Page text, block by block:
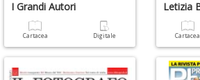
I Grandi Autori
Cartacea Digitale
Letizia
Cartacea